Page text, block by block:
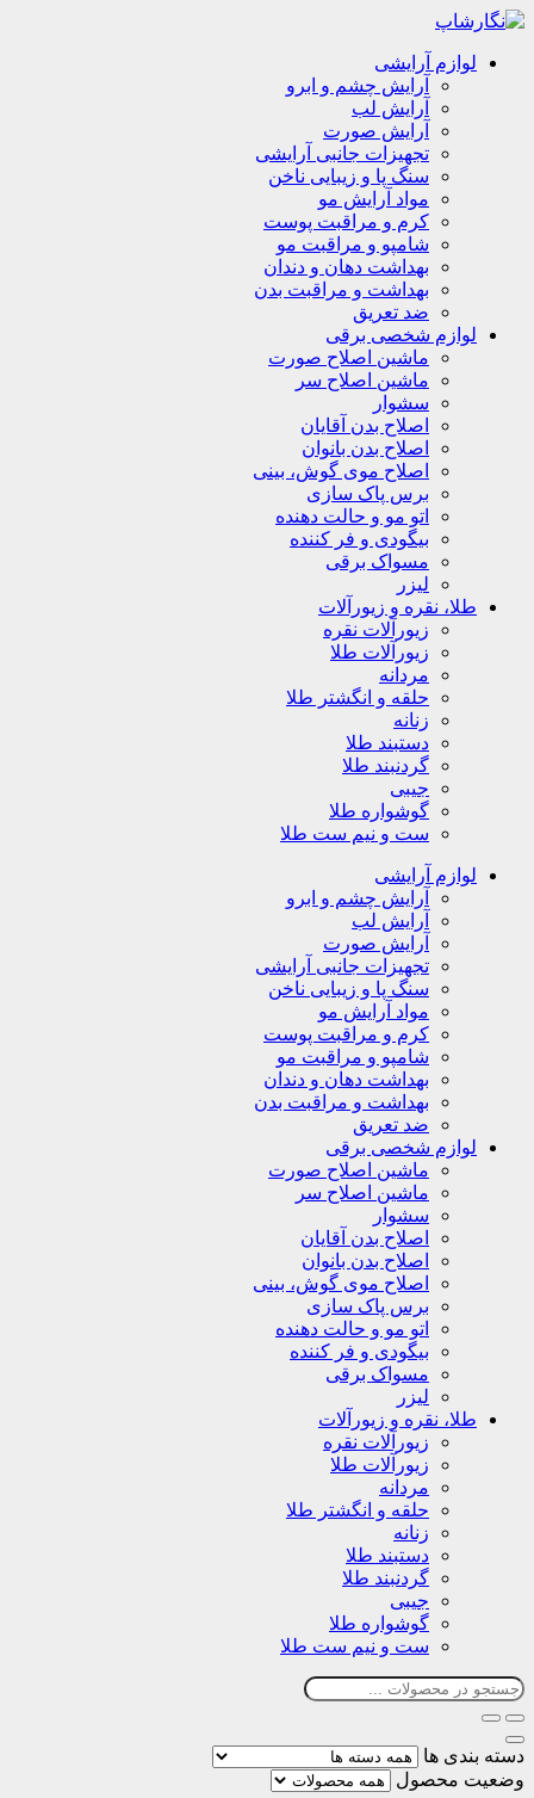
لوازم آرایشی
آرایش چشم و ابرو
آرایش لب
آرایش صورت
تجهیزات جانبی آرایشی
سنگ پا و زیبایی ناخن
مواد آرایش مو
کرم و مراقبت پوست
شامپو و مراقبت مو
بهداشت دهان و دندان
بهداشت و مراقبت بدن
ضد تعریق
لوازم شخصی برقی
ماشین اصلاح صورت
ماشین اصلاح سر
سشوار
اصلاح بدن آقایان
اصلاح بدن بانوان
اصلاح موی گوش، بینی
برس پاک سازی
اتو مو و حالت دهنده
بیگودی و فر کننده
مسواک برقی
لیزر
طلا، نقره و زیورآلات
زیورآلات نقره
زیورآلات طلا
مردانه
حلقه و انگشتر طلا
زنانه
دستبند طلا
گردنبند طلا
جیبی
گوشواره طلا
ست و نیم ست طلا
لوازم آرایشی
آرایش چشم و ابرو
آرایش لب
آرایش صورت
تجهیزات جانبی آرایشی
سنگ پا و زیبایی ناخن
مواد آرایش مو
کرم و مراقبت پوست
شامپو و مراقبت مو
بهداشت دهان و دندان
بهداشت و مراقبت بدن
ضد تعریق
لوازم شخصی برقی
ماشین اصلاح صورت
ماشین اصلاح سر
سشوار
اصلاح بدن آقایان
اصلاح بدن بانوان
اصلاح موی گوش، بینی
برس پاک سازی
اتو مو و حالت دهنده
بیگودی و فر کننده
مسواک برقی
لیزر
طلا، نقره و زیورآلات
زیورآلات نقره
زیورآلات طلا
مردانه
حلقه و انگشتر طلا
زنانه
دستبند طلا
گردنبند طلا
جیبی
گوشواره طلا
ست و نیم ست طلا
دسته بندی ها
وضعیت محصول